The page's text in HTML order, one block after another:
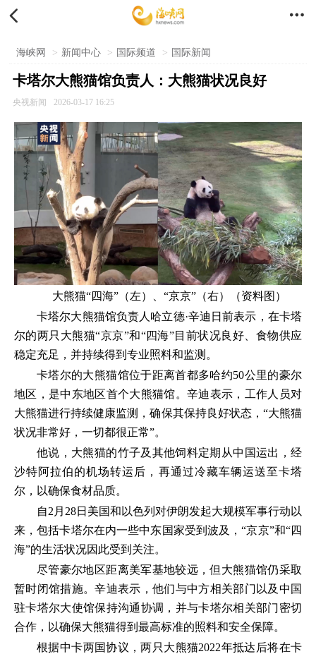
 
海峡网 > 新闻中心 > 国际频道 > 国际新闻
卡塔尔大熊猫馆负责人：大熊猫状况良好
央视新闻 2026-03-17 16:25
大熊猫“四海”（左）、“京京”（右）（资料图）
卡塔尔大熊猫馆负责人哈立德·辛迪日前表示，在卡塔
尔的两只大熊猫“京京”和“四海”目前状况良好、食物供应
稳定充足，并持续得到专业照料和监测。
卡塔尔的大熊猫馆位于距离首都多哈约50公里的豪尔
地区，是中东地区首个大熊猫馆。辛迪表示，工作人员对
大熊猫进行持续健康监测，确保其保持良好状态，“大熊猫
状况非常好，一切都很正常”。
他说，大熊猫的竹子及其他饲料定期从中国运出，经
沙特阿拉伯的机场转运后，再通过冷藏车辆运送至卡塔
尔，以确保食材品质。
自2月28日美国和以色列对伊朗发起大规模军事行动以
来，包括卡塔尔在内一些中东国家受到波及，“京京”和“四
海”的生活状况因此受到关注。
尽管豪尔地区距离美军基地较远，但大熊猫馆仍采取
暂时闭馆措施。辛迪表示，他们与中方相关部门以及中国
驻卡塔尔大使馆保持沟通协调，并与卡塔尔相关部门密切
合作，以确保大熊猫得到最高标准的照料和安全保障。
根据中卡两国协议，两只大熊猫2022年抵达后将在卡